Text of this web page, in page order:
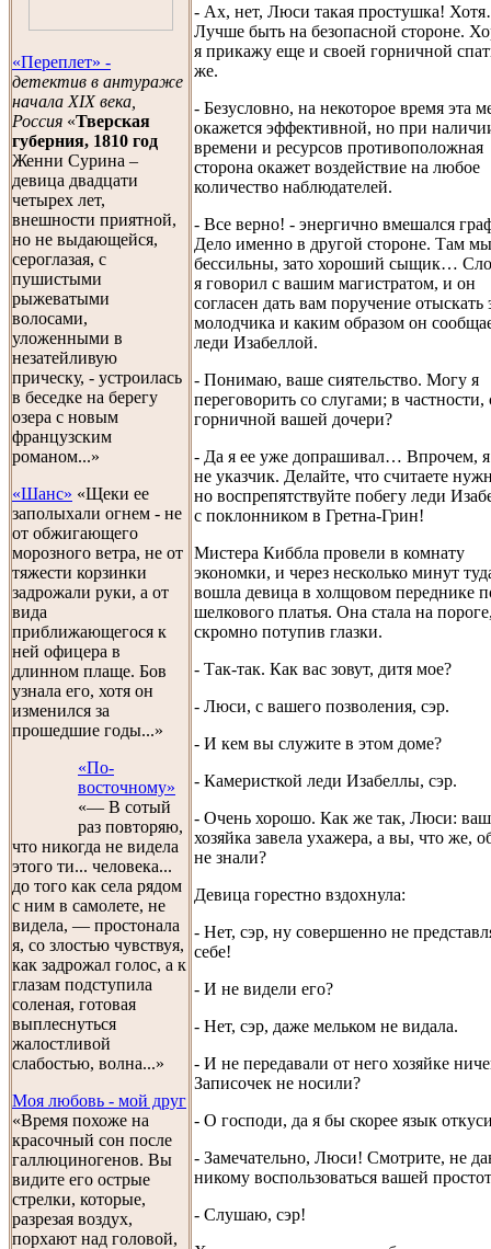
«Переплет» -
детектив в антураже
начала XIX века,
Россия «Тверская
губерния, 1810 год
Женни Сурина –
девица двадцати
четырех лет,
внешности приятной,
но не выдающейся,
сероглазая, с
пушистыми
рыжеватыми
волосами,
уложенными в
незатейливую
прическу, - устроилась
в беседке на берегу
озера с новым
французским
романом...»
«Шанс» «Щеки ее
заполыхали огнем - не
от обжигающего
морозного ветра, не от
тяжести корзинки
задрожали руки, а от
вида
приближающегося к
ней офицера в
длинном плаще. Бов
узнала его, хотя он
изменился за
прошедшие годы...»
«По-
восточному»
«— В сотый
раз повторяю,
что никогда не видела
этого ти... человека...
до того как села рядом
с ним в самолете, не
видела, — простонала
я, со злостью чувствуя,
как задрожал голос, а к
глазам подступила
соленая, готовая
выплеснуться
жалостливой
слабостью, волна...»
Моя любовь - мой друг
«Время похоже на
красочный сон после
галлюциногенов. Вы
видите его острые
стрелки, которые,
разрезая воздух,
порхают над головой,
- Ах, нет, Люси такая простушка!
Лучше быть на безопасной стороне.
я прикажу еще и своей горничной
же.
- Безусловно, на некоторое время эта
окажется эффективной, но при
времени и ресурсов противоположная
сторона окажет воздействие на любое
количество наблюдателей.
- Все верно! - энергично вмешался
Дело именно в другой стороне. Там мы
бессильны, зато хороший сыщик…
я говорил с вашим магистратом, и он
согласен дать вам поручение отыскать
молодчика и каким образом он
леди Изабеллой.
- Понимаю, ваше сиятельство. Могу я
переговорить со слугами; в частности,
горничной вашей дочери?
- Да я ее уже допрашивал… Впрочем,
не указчик. Делайте, что считаете
но воспрепятствуйте побегу леди
с поклонником в Гретна-Грин!
Мистера Киббла провели в комнату
экономки, и через несколько минут
вошла девица в холщовом переднике
шелкового платья. Она стала на
скромно потупив глазки.
- Так-так. Как вас зовут, дитя мое?
- Люси, с вашего позволения, сэр.
- И кем вы служите в этом доме?
- Камеристкой леди Изабеллы, сэр.
- Очень хорошо. Как же так, Люси:
хозяйка завела ухажера, а вы, что же,
не знали?
Девица горестно вздохнула:
- Нет, сэр, ну совершенно не
себе!
- И не видели его?
- Нет, сэр, даже мельком не видала.
- И не передавали от него хозяйке
Записочек не носили?
- О господи, да я бы скорее язык
- Замечательно, Люси! Смотрите, не
никому воспользоваться вашей
- Слушаю, сэр!